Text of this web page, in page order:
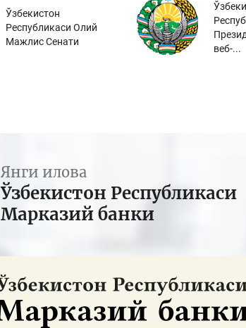
Ўзбекистон
Республикаси Олий
Мажлис Сенати
веб-...
Янги илова
Ўзбекистон Республикаси
Марказий банки